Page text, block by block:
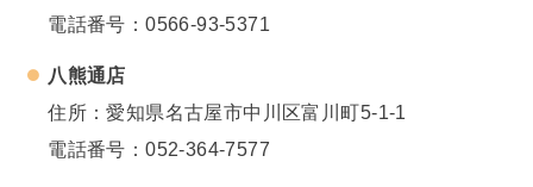
電話番号：0566-93-5371
八熊通店
住所：愛知県名古屋市中川区富川町5-1-1
電話番号：052-364-7577